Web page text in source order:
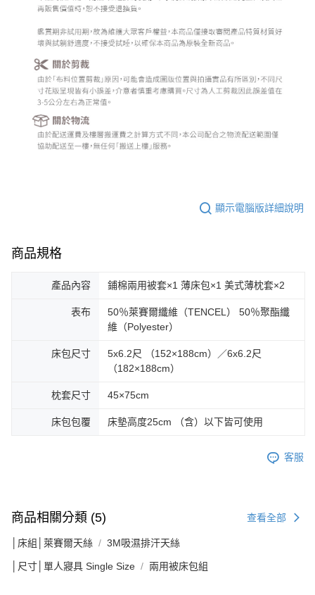
顯示電腦版詳細說明
商品規格
產品內容 鋪棉兩用被套×1 薄床包×1 美式薄枕套×2
表布
50％萊賽爾纖維（TENCEL） 50％聚酯纖
維（Polyester）
床包尺寸
5x6.2尺 （152×188cm）／6x6.2尺
（182×188cm）
枕套尺寸 45×75cm
床包包覆 床墊高度25cm （含）以下皆可使用
客服
商品相關分類 (5) 查看全部
│床組│萊賽爾天絲 3M吸濕排汗天絲
│尺寸│單人寢具 Single Size 兩用被床包組